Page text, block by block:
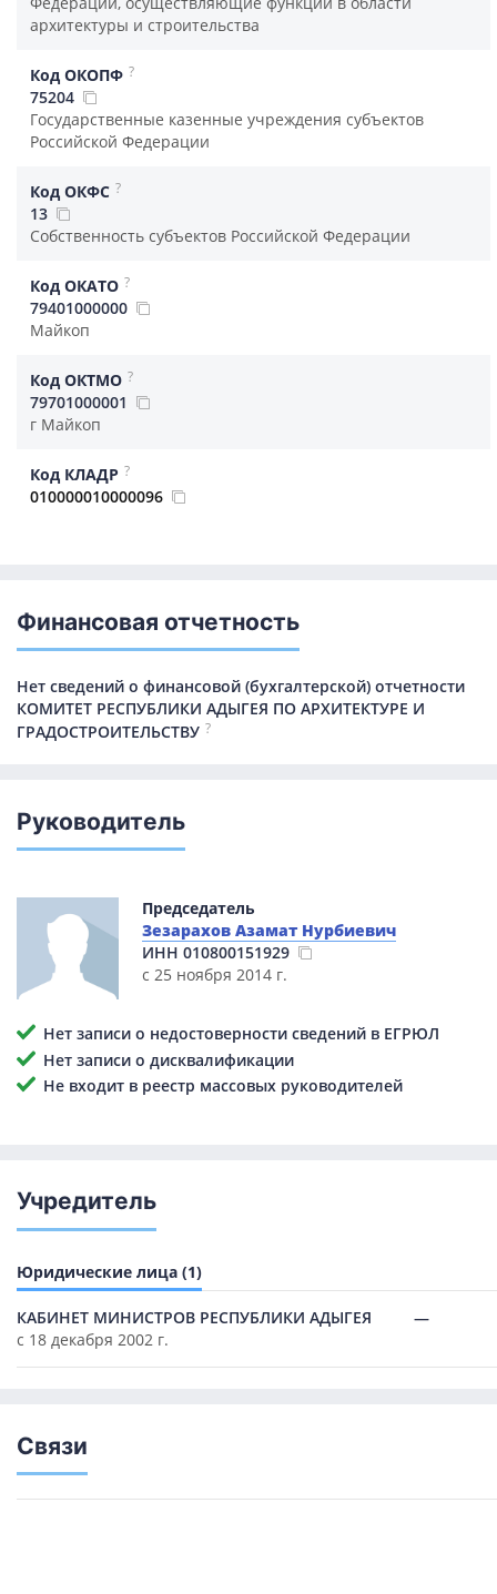
архитектуры и строительства
Код ОКОПФ ?
75204
Государственные казенные учреждения субъектов
Российской Федерации
Код ОКФС ?
13
Собственность субъектов Российской Федерации
Код ОКАТО ?
79401000000
Майкоп
Код ОКТМО ?
79701000001
г Майкоп
Код КЛАДР ?
010000010000096
Финансовая отчетность
Нет сведений о финансовой (бухгалтерской) отчетности
КОМИТЕТ РЕСПУБЛИКИ АДЫГЕЯ ПО АРХИТЕКТУРЕ И
ГРАДОСТРОИТЕЛЬСТВУ ?
Руководитель
Председатель
Зезарахов Азамат Нурбиевич
ИНН 010800151929
с 25 ноября 2014 г.
Нет записи о недостоверности сведений в ЕГРЮЛ
Нет записи о дисквалификации
Не входит в реестр массовых руководителей
Учредитель
Юридические лица (1)
КАБИНЕТ МИНИСТРОВ РЕСПУБЛИКИ АДЫГЕЯ
с 18 декабря 2002 г.
—
Связи